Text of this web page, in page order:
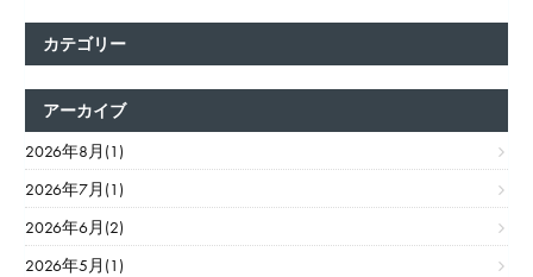
カテゴリー
アーカイブ
2026年8月(1)
2026年7月(1)
2026年6月(2)
2026年5月(1)